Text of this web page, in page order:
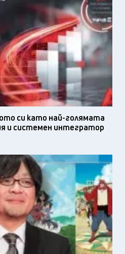
си като най-голямата
и системен интегратор